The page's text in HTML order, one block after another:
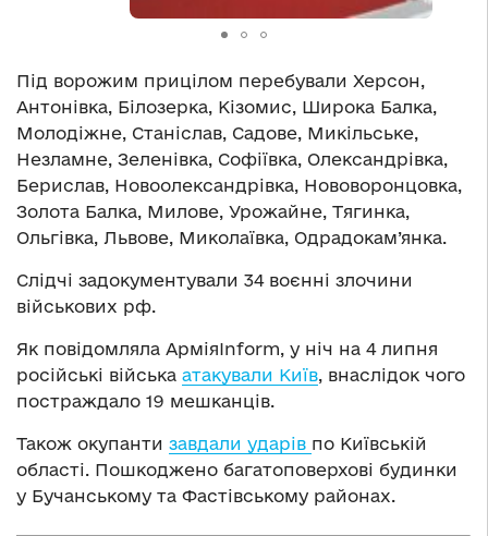
Під ворожим прицілом перебували Херсон,
Антонівка, Білозерка, Кізомис, Широка Балка,
Молодіжне, Станіслав, Садове, Микільське,
Незламне, Зеленівка, Софіївка, Олександрівка,
Берислав, Новоолександрівка, Нововоронцовка,
Золота Балка, Милове, Урожайне, Тягинка,
Ольгівка, Львове, Миколаївка, Одрадокам’янка.
Слідчі задокументували 34 воєнні злочини
військових рф.
Як повідомляла АрміяInform, у ніч на 4 липня
російські війська атакували Київ, внаслідок чого
постраждало 19 мешканців.
Також окупанти завдали ударів по Київській
області. Пошкоджено багатоповерхові будинки
у Бучанському та Фастівському районах.